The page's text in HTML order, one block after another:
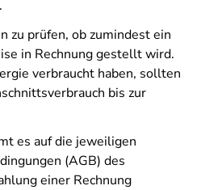
zu prüfen, ob zumindest ein
in Rechnung gestellt wird.
verbraucht haben, sollten
bis zur
es auf die jeweiligen
(AGB) des
einer Rechnung